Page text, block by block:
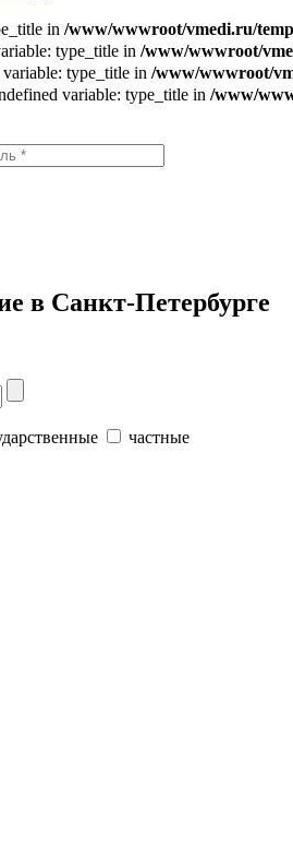
in /www/wwwroot/vmedi.ru/
type_title in /www/wwwroot/
type_title in /www/wwwroot/
variable: type_title in /www/
в Санкт-Петербурге
частные